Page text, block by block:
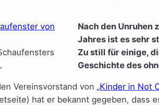
Nach den Unruhen
Jahres ist es sehr
Zu still für einige,
Geschichte des
Vereinsvorstand von „Kinder in Not
hat er bekannt gegeben, dass